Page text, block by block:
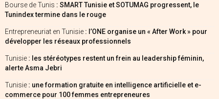
Bourse de Tunis : SMART Tunisie et SOTUMAG progressent, le
Tunindex termine dans le rouge
Entrepreneuriat en Tunisie : l’ONE organise un « After Work » pour
développer les réseaux professionnels
Tunisie : les stéréotypes restent un frein au leadership féminin,
alerte Asma Jebri
Tunisie : une formation gratuite en intelligence artificielle et e-
commerce pour 100 femmes entrepreneures